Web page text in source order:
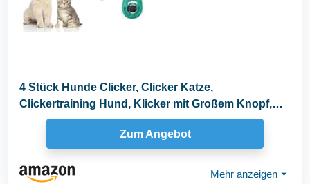
4 Stück Hunde Clicker, Clicker Katze,
Clickertraining Hund, Klicker mit Großem Knopf,
Klicker...
Zum Angebot
Mehr anzeigen ⏷